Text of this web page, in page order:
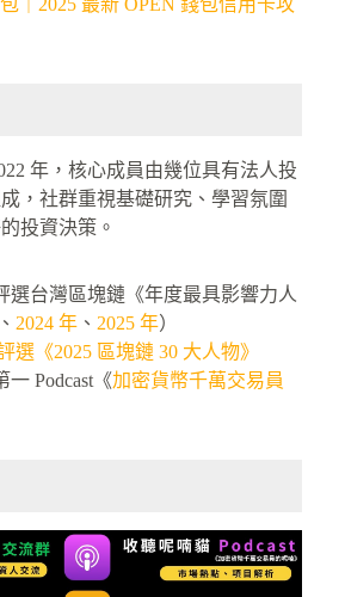
｜2025 最新 OPEN 錢包信用卡攻
年，核心成員由幾位具有法人投
，社群重視基礎研究、學習氛圍
投資決策。
選台灣區塊鏈《年度最具影響力人
、 2024 年 、 2025 年）
選《2025 區塊鏈 30 大人物》
Podcast《加密貨幣千萬交易員